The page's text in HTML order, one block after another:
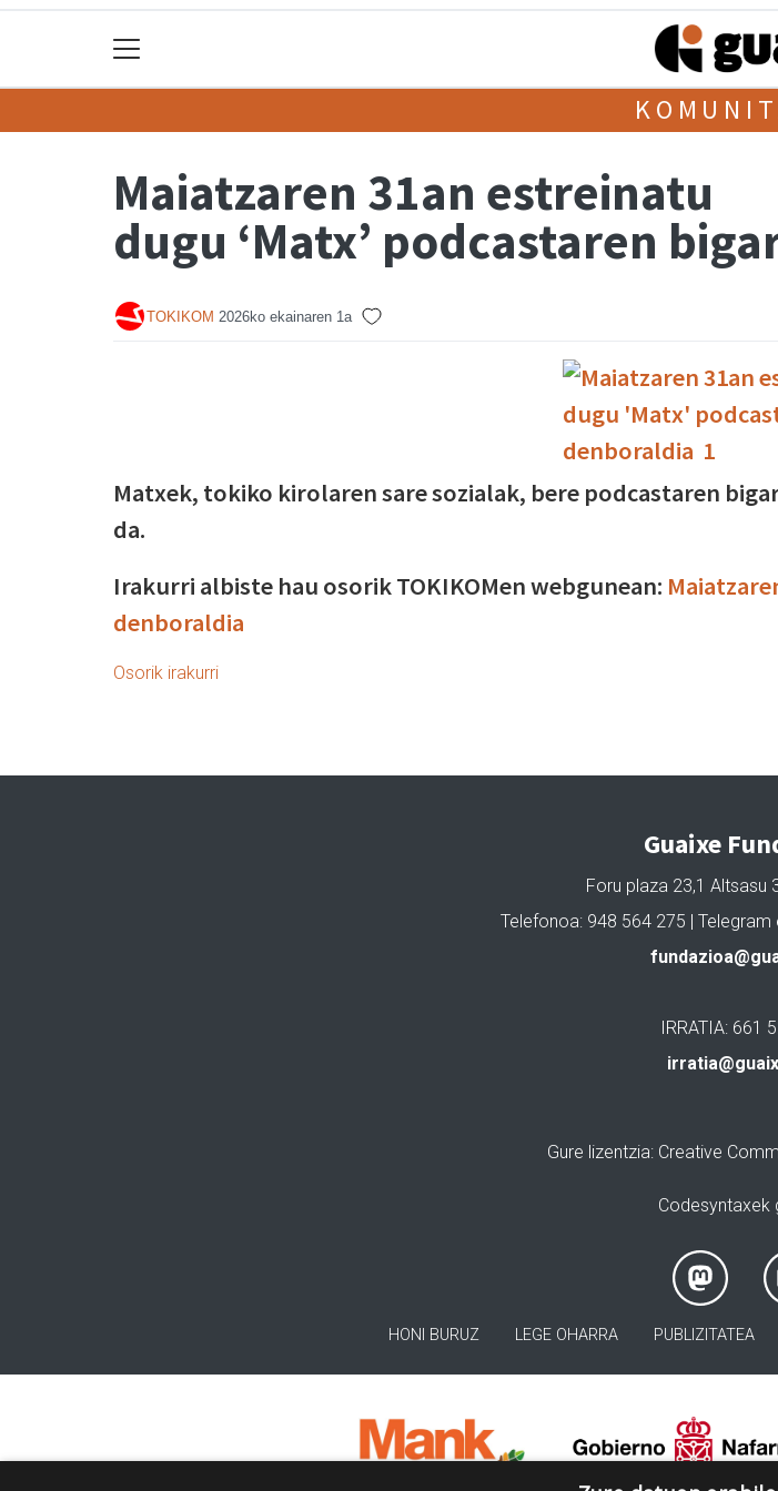
Maiatzaren 31an estreinatu
dugu ‘Matx’ podcastaren
TOKIKOM 2026ko ekainaren 1a
Matxek, tokiko kirolaren sare sozialak, bere podcastaren
da.
Irakurri albiste hau osorik TOKIKOMen webgunean:
denboraldia
Osorik irakurri
Guaixe
Foru plaza 23,1 Altsasu
Telefonoa: 948 564 275 |
IRRATIA: 661
Gure lizentzia: Creative
Codesyntaxek
HONI BURUZ LEGE OHARRA PUBLIZITATEA